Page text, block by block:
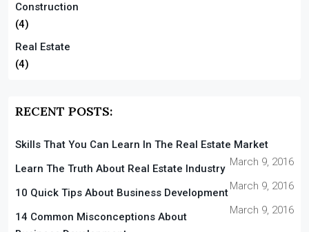
Construction
(4)
Real Estate
(4)
RECENT POSTS:
Skills That You Can Learn In The Real Estate Market
March 9, 2016
Learn The Truth About Real Estate Industry
March 9, 2016
10 Quick Tips About Business Development
March 9, 2016
14 Common Misconceptions About